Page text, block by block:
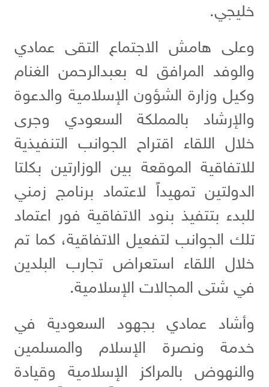
خليجي.
وعلى هامش الاجتماع التقى عمادي
والوفد المرافق له بعبدالرحمن الغنام
وكيل وزارة الشؤون الإسلامية والدعوة
والإرشاد بالمملكة السعودي وجرى
خلال اللقاء اقتراح الجوانب التنفيذية
للاتفاقية الموقعة بين الوزارتين بكلتا
الدولتين تمهيداً لاعتماد برنامج زمني
للبدء بتتفيذ بنود الاتفاقية فور اعتماد
تلك الجوانب لتفعيل الاتفاقية، كما تم
خلال اللقاء استعراض تجارب البلدين
في شتى المجالات الإسلامية.
وأشاد عمادي بجهود السعودية في
خدمة ونصرة الإسلام والمسلمين
والنهوض بالمراكز الإسلامية وقيادة